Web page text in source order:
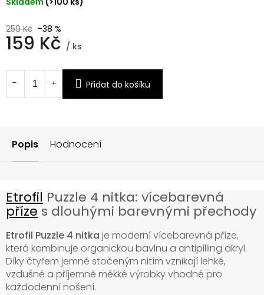
259 Kč –38 %
159 Kč / ks
cena:
Přidat do košíku
Popis Hodnocení
Etrofil Puzzle 4 nitka: vícebarevná
příze s dlouhými barevnými přechody
Etrofil Puzzle 4 nitka je moderní vícebarevná příze,
která kombinuje organickou bavlnu a antipilling akryl.
Díky čtyřem jemně stočeným nitím vznikají lehké,
vzdušné a příjemně měkké výrobky vhodné pro
každodenní nošení.